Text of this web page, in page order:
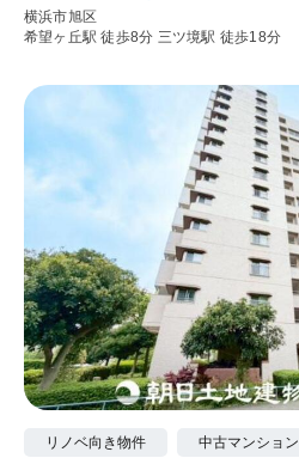
横浜市旭区
希望ヶ丘駅 徒歩8分 三ツ境駅 徒歩18分
リノベ向き物件 中古マンション